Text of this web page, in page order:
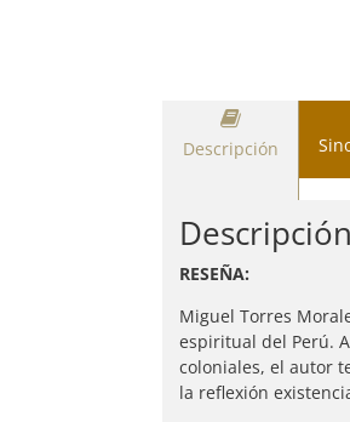
Descripción
Descripción
RESEÑA:
Miguel Torres
espiritual del Perú.
coloniales, el autor
la reflexión